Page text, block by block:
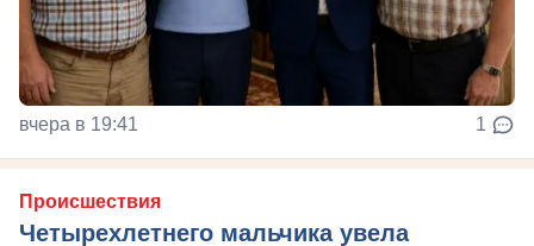
вчера в 19:41 1
Происшествия
Четырехлетнего мальчика увела